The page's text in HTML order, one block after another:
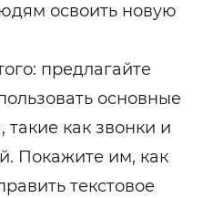
освоить новую
предлагайте
основные
как звонки и
Покажите им, как
текстовое